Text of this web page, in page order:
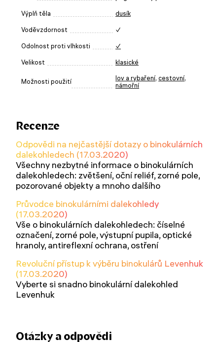
Výplň těla dusík
Voděvzdornost ✓
Odolnost proti vlhkosti ✓
Velikost klasické
Možnosti použití lov a rybaření, cestovní,
námořní
Recenze
Odpovědi na nejčastější dotazy o binokulárních
dalekohledech (17.03.2020)
Všechny nezbytné informace o binokulárních
dalekohledech: zvětšení, oční reliéf, zorné pole,
pozorované objekty a mnoho dalšího
Průvodce binokulárními dalekohledy
(17.03.2020)
Vše o binokulárních dalekohledech: číselné
označení, zorné pole, výstupní pupila, optické
hranoly, antireflexní ochrana, ostření
Revoluční přístup k výběru binokulárů Levenhuk
(17.03.2020)
Vyberte si snadno binokulární dalekohled
Levenhuk
Otázky a odpovědi